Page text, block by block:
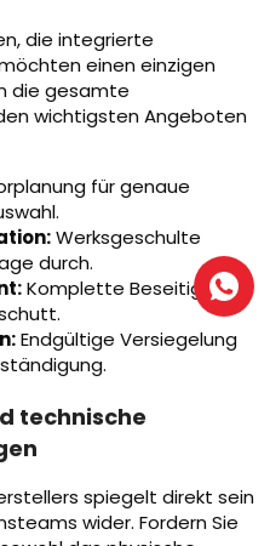
die integrierte
einen einzigen
die gesamte
wichtigsten Angeboten
für genaue
Werksgeschulte
durch.
Komplette Beseitigung
Endgültige Versiegelung
technische
spiegelt direkt sein
wider. Fordern Sie